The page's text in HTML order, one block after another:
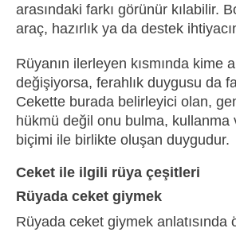
arasındaki farkı görünür kılabilir.
araç, hazırlık ya da destek
Rüyanın ilerleyen kısmında kime
değişiyorsa, ferahlık duygusu da
Cekette burada belirleyici olan,
hükmü değil onu bulma, kullanma
biçimi ile birlikte oluşan duygudur.
Ceket ile ilgili rüya çeşitleri
Rüyada ceket giymek
Rüyada ceket giymek anlatısında